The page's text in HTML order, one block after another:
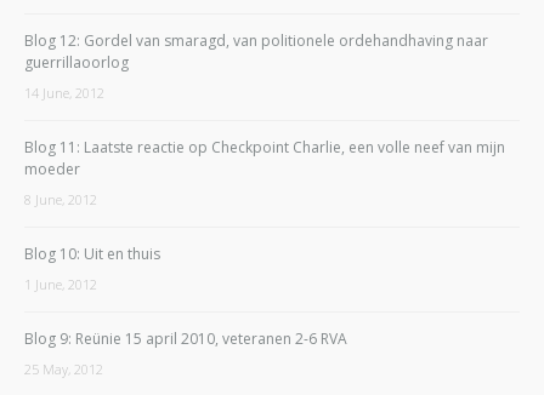
Blog 12: Gordel van smaragd, van politionele ordehandhaving naar
guerrillaoorlog
14 June, 2012
Blog 11: Laatste reactie op Checkpoint Charlie, een volle neef van mijn
moeder
8 June, 2012
Blog 10: Uit en thuis
1 June, 2012
Blog 9: Reünie 15 april 2010, veteranen 2-6 RVA
25 May, 2012